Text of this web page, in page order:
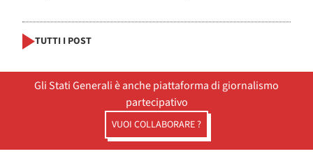
TUTTI I POST
Gli Stati Generali è anche piattaforma di giornalismo
partecipativo
VUOI COLLABORARE ?